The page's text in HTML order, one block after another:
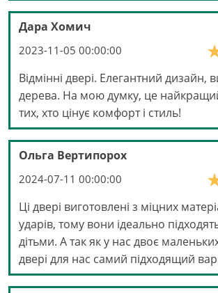
Дара Хомич
2023-11-05 00:00:00
Відмінні двері. Елегантний дизайн,
дерева. На мою думку, це
тих, хто цінує комфорт і стиль!
Ольга Вертипорох
2024-07-11 00:00:00
Ці двері виготовлені з міцних
ударів, тому вони ідеально
дітьми. А так як у нас двоє маленьких
двері для нас самий підходящий